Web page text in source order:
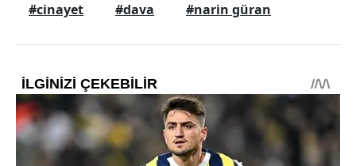
#cinayet #dava #narin güran